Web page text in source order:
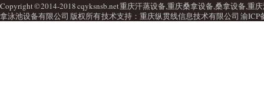
Copyright © 2014-2018 cqyksnsb.net 重庆汗蒸设备,重庆桑拿设备,桑拿设备,重
拿泳池设备有限公司 版权所有 技术支持：重庆纵贯线信息技术有限公司 渝ICP